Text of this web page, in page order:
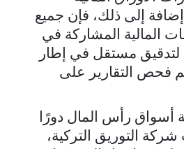
إلى ذلك، فإن جميع
المالية المشاركة في
لتدقيق مستقل في إطار
فحص التقارير على
أسواق رأس المال دورًا
التوريق التركية،